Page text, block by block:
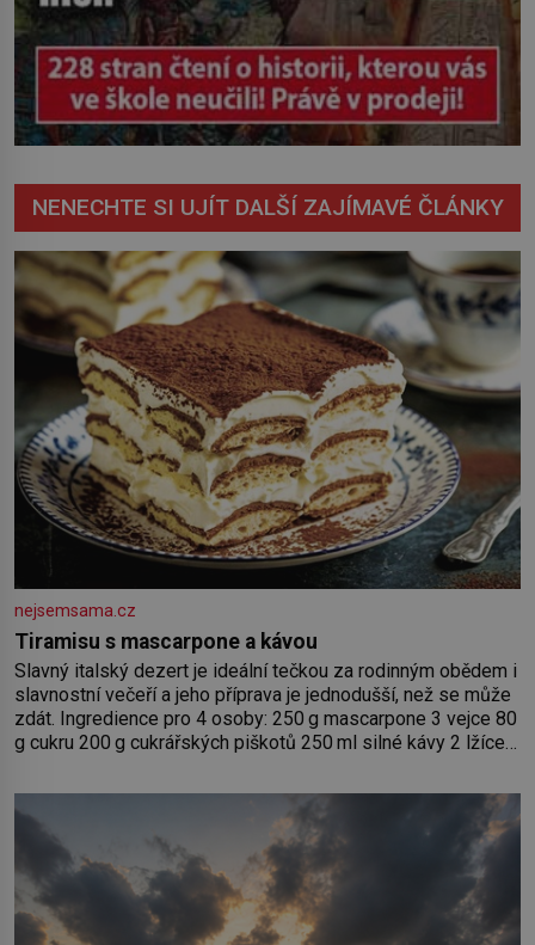
NENECHTE SI UJÍT DALŠÍ ZAJÍMAVÉ ČLÁNKY
nejsemsama.cz
Tiramisu s mascarpone a kávou
Slavný italský dezert je ideální tečkou za rodinným obědem i
slavnostní večeří a jeho příprava je jednodušší, než se může
zdát. Ingredience pro 4 osoby: 250 g mascarpone 3 vejce 80
g cukru 200 g cukrářských piškotů 250 ml silné kávy 2 lžíce
bílků. Žloutky vyšlehejte s cukrem do světlé pěny a postupně
do nich vmíchejte mascarpone, aby vznikl hladký